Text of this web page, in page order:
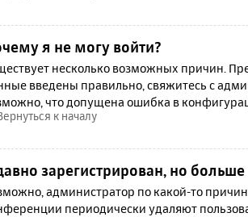
я не могу войти?
несколько возможных причин.
введены правильно, свяжитесь с
что допущена ошибка в
к началу
зарегистрирован, но
администратор по какой-то
периодически удаляют